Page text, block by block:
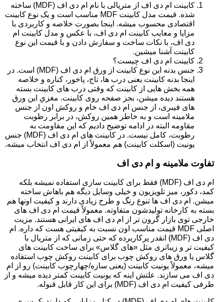
کابینت ام دی اف از متریالی با نام ام دی اف (MDF) ساخته
شده. قیمت مدل کابینت MDF مناسب است و یک نوع کابینت
اقتصادی محسوب میشه. اینجا بصورت خلاصه و کاربردی با
مزایا و معایب کابینت ام دی اف، با عکس و مدل کابینت ام
دی اف، با نکات ساخت و سفارش دادن و با قیمت این نوع
کابینت آشنا میشین.
کابینت ام دی اف چیست؟
جنس بدنه این نوع کابینت از ورق ام دی اف (MDF) است. در
اینجا بدنه کابینت یعنی درب ها، تاج، پاخور، کناره و خلاصه
همه بخش هایی از کابینت که وقتی درب های کابینت بسته
هستند دیده میشن، بجز صفحه روی کابینت. مغزیِ این ورق
های فیبری، از جنس ام دی اف خام و روکش اون از جنس
ملامینه است و به خاطر همین روکش، در برابر رطوبت
مقاومه البته در ادامه توضیح دادیم که این مقاومت به
رطوبت، کامل نیست. در کابینت های ام دی اف (MDF) جنس
یونیت (اسکلت کابینت) هم معمولاً از ام دی اف انتخاب میشه.
تفاوت ملامینه و ام دی اف
ام دی اف (MDF) فقط برای کابینت سازی استفاده نمیشه بلکه
کمد، دکور، میز تلویزیون و خیلی وسایل دیگه هم باهاش ساخته
میشن. ام دی اف ها تنوع رنگ و طرح زیادی دارند و کیفیت اونها هم
بسته به کارخانه تولیدشون متفاوته. معمولاً قیمت ام دی اف های
خارجی توی بازار گرون تر از ام دی اف های ایرانی هستند. مزیت
اصلی MDF قیمت مناسب اون نسبت به کیفیتی هست که داره. ام
دی اف (MDF) انقدر پرکاربرده که حتی زمانی که از متریال با
کیفیت تر و زیباتری مثل «های گلاس» برای ساخت کابینت های
گلاس یا ورق های روکش چوب برای کابینت روکش چوب استفاده
میشه، معمولاً یونیت کابینت (یعنی سازه/چهارچوب کابینت) رو از ام
دی اف می سازند. علتش اینه که یونیت کابینت کمتر دیده میشه و از
طرفی کیفیت ام دی اف (MDF) برای این کار قابل قبوله.